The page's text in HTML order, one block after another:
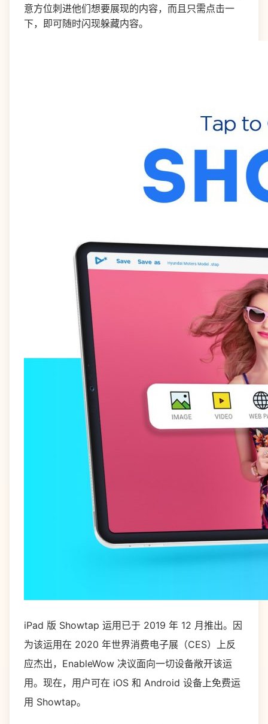
意方位刺进他们想要展现的内容，而且只需点击一
下，即可随时闪现躲藏内容。
iPad 版 Showtap 运用已于 2019 年 12 月推出。因
为该运用在 2020 年世界消费电子展（CES）上反
应杰出，EnableWow 决议面向一切设备敞开该运
用。现在，用户可在 iOS 和 Android 设备上免费运
用 Showtap。